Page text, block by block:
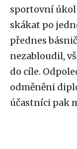
sportovní úkol
skákat po
přednes
nezabloudil,
do cíle.
odměněni
účastníci pak